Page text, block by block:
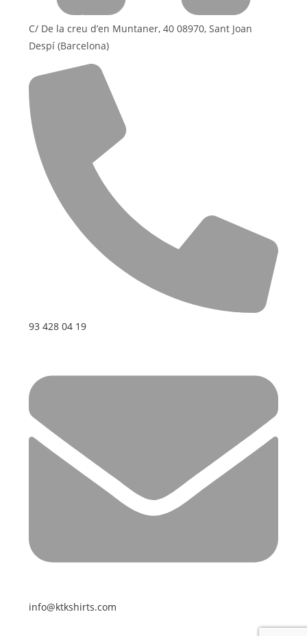
C/ De la creu d’en Muntaner, 40 08970, Sant Joan
Despí (Barcelona)
93 428 04 19
info@ktkshirts.com